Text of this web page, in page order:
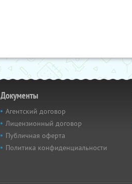
Документы
Агентский договор
Лицензионный договор
Публичная оферта
Политика конфиденциальности